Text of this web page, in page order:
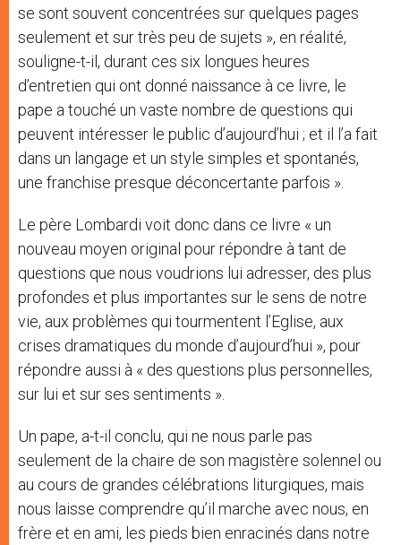
se sont souvent concentrées sur quelques pages
seulement et sur très peu de sujets », en réalité,
souligne-t-il, durant ces six longues heures
d’entretien qui ont donné naissance à ce livre, le
pape a touché un vaste nombre de questions qui
peuvent intéresser le public d’aujourd’hui ; et il l’a fait
dans un langage et un style simples et spontanés,
une franchise presque déconcertante parfois ».
Le père Lombardi voit donc dans ce livre « un
nouveau moyen original pour répondre à tant de
questions que nous voudrions lui adresser, des plus
profondes et plus importantes sur le sens de notre
vie, aux problèmes qui tourmentent l’Eglise, aux
crises dramatiques du monde d’aujourd’hui », pour
répondre aussi à « des questions plus personnelles,
sur lui et sur ses sentiments ».
Un pape, a-t-il conclu, qui ne nous parle pas
seulement de la chaire de son magistère solennel ou
au cours de grandes célébrations liturgiques, mais
nous laisse comprendre qu’il marche avec nous, en
frère et en ami, les pieds bien enracinés dans notre